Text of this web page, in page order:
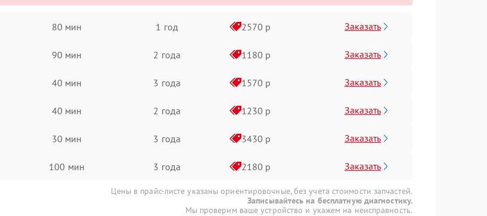
80 мин 1 год 2570 р Заказать
90 мин 2 года 1180 р Заказать
40 мин 3 года 1570 р Заказать
40 мин 2 года 1230 р Заказать
30 мин 3 года 3430 р Заказать
100 мин 3 года 2180 р Заказать
Цены в прайс-листе указаны ориентировочные, без учета стоимости запчастей.
Записывайтесь на бесплатную диагностику.
Мы проверим ваше устройство и укажем на неисправность.